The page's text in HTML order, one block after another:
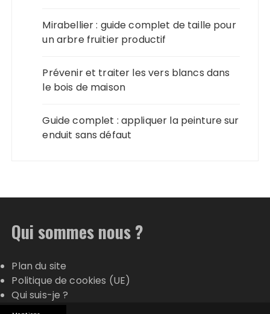
Mirabellier : guide complet de taille pour
un arbre fruitier productif
Prévenir et traiter les vers blancs dans
le bois de maison
Guide complet : appliquer la peinture sur
enduit sans défaut
Qui sommes nous ?
Plan du site
Politique de cookies (UE)
Qui suis-je ?